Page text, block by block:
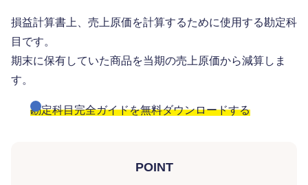
損益計算書上、売上原価を計算するために使用する勘定科
目です。
期末に保有していた商品を当期の売上原価から減算しま
す。
勘定科目完全ガイドを無料ダウンロードする
POINT